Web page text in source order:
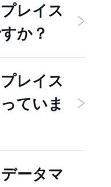
レイス
か？
レイス
ていま
ータマ